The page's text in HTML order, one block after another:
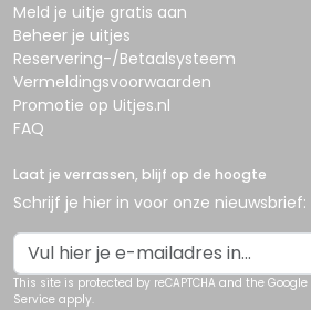
Meld je uitje gratis aan
Beheer je uitjes
Reservering-/Betaalsysteem
Vermeldingsvoorwaarden
Promotie op Uitjes.nl
FAQ
Laat je verrassen, blijf op de hoogte
Schrijf je hier in voor onze nieuwsbrief:
This site is protected by reCAPTCHA and the Google
Service apply.